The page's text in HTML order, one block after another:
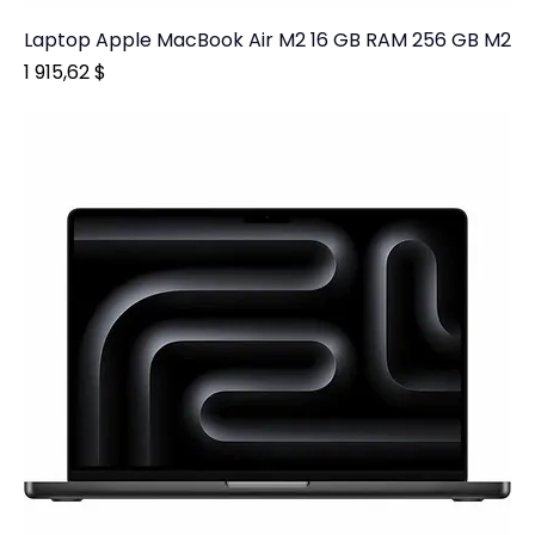
Laptop Apple MacBook Air M2 16 GB RAM 256 GB M2
Prix
1 915,62 $